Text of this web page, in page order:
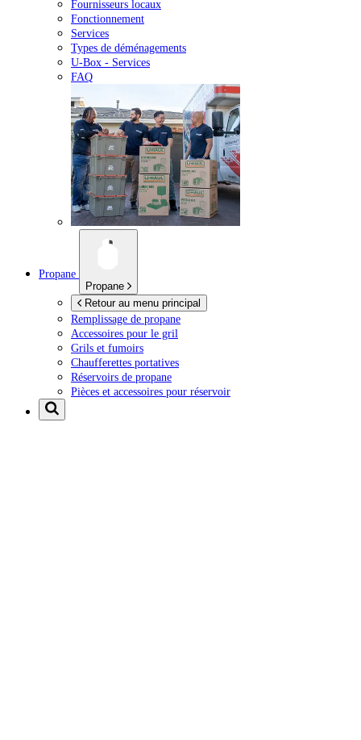
Fournisseurs locaux
Fonctionnement
Services
Types de déménagements
U-Box - Services
FAQ
Propane
Propane
Retour au menu principal
Remplissage de propane
Accessoires pour le gril
Grils et fumoirs
Chaufferettes portatives
Réservoirs de propane
Pièces et accessoires pour réservoir